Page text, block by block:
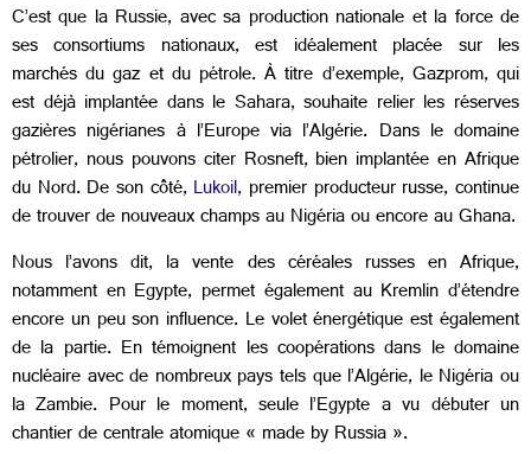
C’est que la Russie, avec sa production nationale et la force de
ses consortiums nationaux, est idéalement placée sur les
marchés du gaz et du pétrole. À titre d’exemple, Gazprom, qui
est déjà implantée dans le Sahara, souhaite relier les réserves
gazières nigérianes à l’Europe via l’Algérie. Dans le domaine
pétrolier, nous pouvons citer Rosneft, bien implantée en Afrique
du Nord. De son côté,Lukoil, premier producteur russe, continue
de trouver de nouveaux champs au Nigéria ou encore au Ghana.
Nous l’avons dit, la vente des céréales russes en Afrique,
notamment en Egypte, permet également au Kremlin d’étendre
encore un peu son influence. Le volet énergétique est également
de la partie. En témoignent les coopérations dans le domaine
nucléaire avec de nombreux pays tels que l’Algérie, le Nigéria ou
la Zambie. Pour le moment, seule l’Egypte a vu débuter un
chantier de centrale atomique « made by Russia ».